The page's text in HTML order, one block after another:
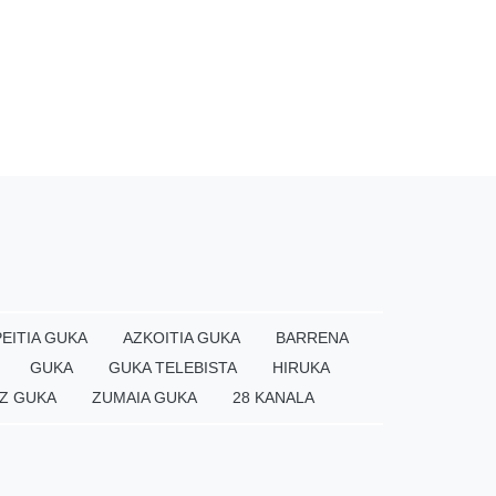
GUKA AZKOITIA GUKA
BARRENA
GUKA
GUKA TELEBISTA
HIRUKA
GUKA
ZUMAIA GUKA 28 KANALA